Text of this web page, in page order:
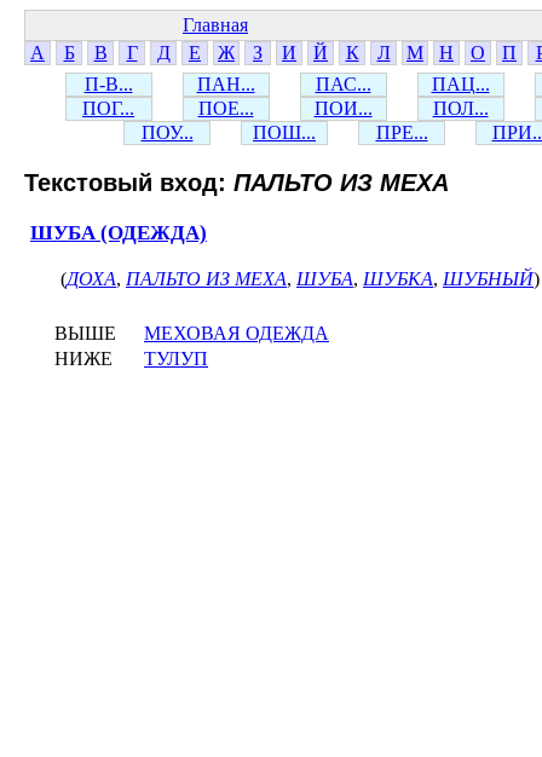
Главная
А
Б В Г Д Е Ж З И Й К Л М Н О П
П-В...
ПАН... ПАС...
ПАЦ...
ПОГ...
ПОЕ... ПОИ...
ПОЛ...
ПОУ...
ПОШ... ПРЕ...
Текстовый вход: ПАЛЬТО ИЗ МЕХА
ШУБА (ОДЕЖДА)
(ДОХА, ПАЛЬТО ИЗ МЕХА, ШУБА, ШУБКА, ШУБНЫЙ)
ВЫШЕ
МЕХОВАЯ ОДЕЖДА
НИЖЕ
ТУЛУП